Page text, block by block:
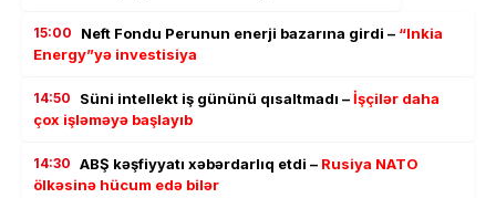
15:00 Neft Fondu Perunun enerji bazarına girdi – “Inkia
Energy”yə investisiya
14:50 Süni intellekt iş gününü qısaltmadı –İşçilər daha
çox işləməyə başlayıb
14:30 ABŞ kəşfiyyatı xəbərdarlıq etdi – Rusiya NATO
ölkəsinə hücum edə bilər